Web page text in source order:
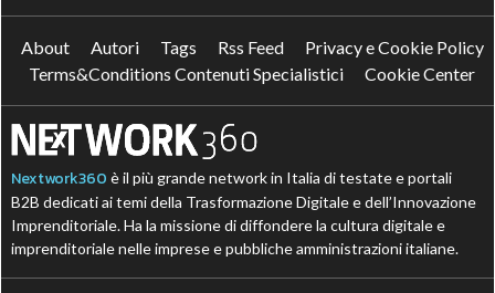
About Autori Tags Rss Feed
Privacy e Cookie Policy
Terms&Conditions Contenuti Specialistici
Cookie Center
Nextwork360 è il più grande network in Italia di testate e portali
B2B dedicati ai temi della Trasformazione Digitale e dell’Innovazione
Imprenditoriale. Ha la missione di diffondere la cultura digitale e
imprenditoriale nelle imprese e pubbliche amministrazioni italiane.